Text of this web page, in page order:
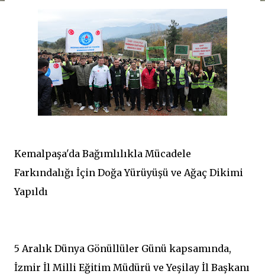
Kemalpaşa'da Bağımlılıkla Mücadele
Farkındalığı İçin Doğa Yürüyüşü ve Ağaç Dikimi
Yapıldı
5 Aralık Dünya Gönüllüler Günü kapsamında,
İzmir İl Milli Eğitim Müdürü ve Yeşilay İl Başkanı